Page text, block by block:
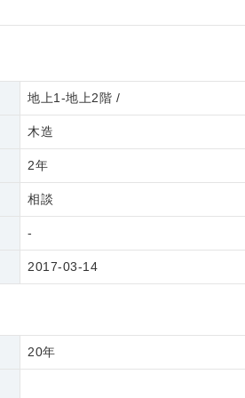
地上1-地上2階 /
木造
2年
相談
-
2017-03-14
20年